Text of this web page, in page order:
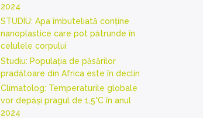
2024
STUDIU: Apa îmbuteliată conține
nanoplastice care pot pătrunde în
celulele corpului
Studiu: Populația de păsărilor
pradătoare din Africa este în declin
Climatolog: Temperaturile globale
vor depăși pragul de 1,5°C în anul
2024